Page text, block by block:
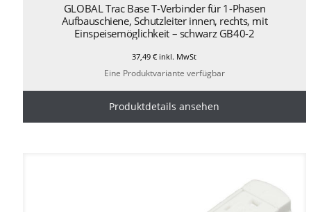
GLOBAL Trac Base T-Verbinder für 1-Phasen
Aufbauschiene, Schutzleiter innen, rechts, mit
Einspeisemöglichkeit – schwarz GB40-2
37,49€ inkl. MwSt
Eine Produktvariante verfügbar
Produktdetails ansehen